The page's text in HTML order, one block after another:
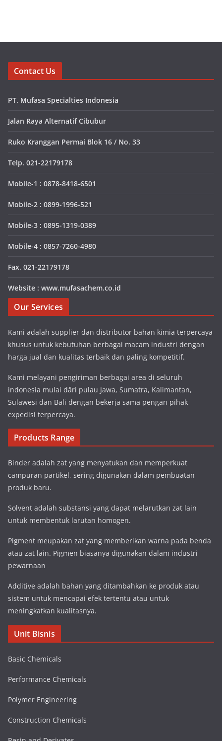
Contact Us
PT. Mufasa Specialties Indonesia
Jalan Raya Alternatif Cibubur
Ruko Kranggan Permai Blok 16 / No. 33
Telp. 021-22179178
Mobile-1 : 0878-8418-6501
Mobile-2 : 0899-1996-521
Mobile-3 : 0895-1319-0389
Mobile-4 : 0857-7260-4980
Fax. 021-22179178
Website : www.mufasachem.co.id
Our Services
Kami adalah supplier dan distributor bahan kimia terpercaya
khusus untuk kebutuhan berbagai macam industri dengan
harga jual dan kualitas terbaik dan paling kompetitif.
Kami melayani pengiriman berbagai area di seluruh
indonesia mulai dări pulau Jawa, Sumatra, Kalimantan,
Sulawesi dan Bali dengan bekerja sama pengan pihak
expedisi terpercaya.
Products Range
Binder adalah zat yang menyatukan dan memperkuat
campuran partikel, sering digunakan dalam pembuatan
produk baru.
Solvent adalah substansi yang dapat melarutkan zat lain
untuk membentuk larutan homogen.
Pigment meupakan zat yang memberikan warna pada benda
atau zat lain. Pigmen biasanya digunakan dalam industri
pewarnaan
Additive adalah bahan yang ditambahkan ke produk atau
sistem untuk mencapai efek tertentu atau untuk
meningkatkan kualitasnya.
Unit Bisnis
Basic Chemicals
Performance Chemicals
Polymer Engineering
Construction Chemicals